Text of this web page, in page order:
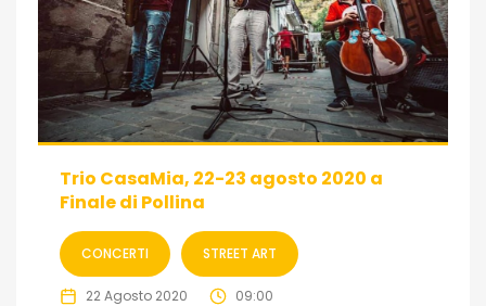
Trio CasaMia, 22-23 agosto 2020 a
Finale di Pollina
CONCERTI STREET ART
22 Agosto 2020 09:00